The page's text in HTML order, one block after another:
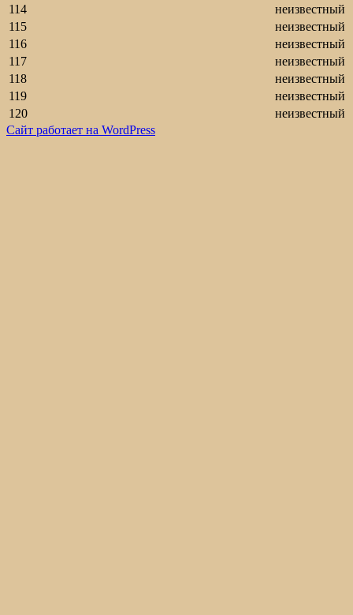
114
неизвестный
115
неизвестный
116
неизвестный
117
неизвестный
118
неизвестный
119
неизвестный
120
неизвестный
Сайт работает на WordPress